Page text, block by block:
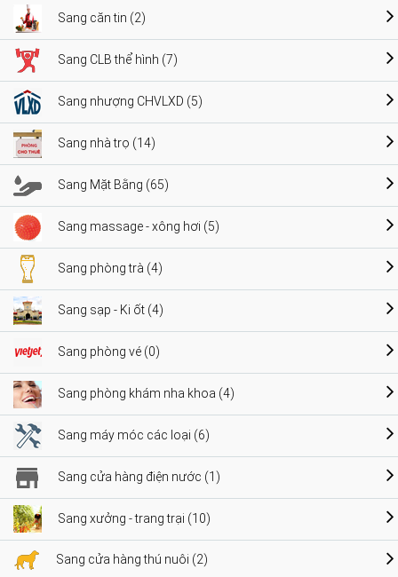
Sang căn tin (2)
Sang CLB thể hình (7)
Sang nhượng CHVLXD (5)
Sang nhà trọ (14)
Sang Mặt Bằng (65)
Sang massage - xông hơi (5)
Sang phòng trà (4)
Sang sạp - Ki ốt (4)
Sang phòng vé (0)
Sang phòng khám nha khoa (4)
Sang máy móc các loại (6)
Sang cửa hàng điện nước (1)
Sang xưởng - trang trại (10)
Sang cửa hàng thú nuôi (2)